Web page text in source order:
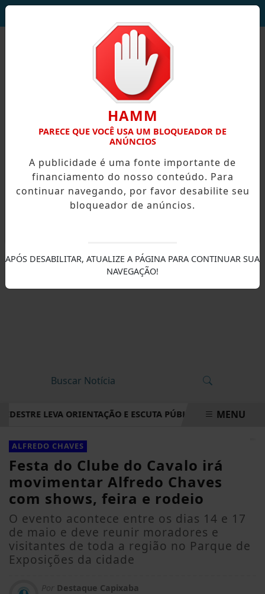
LEVA ORIENTAÇÃO E ESCUTA PÚBLICA A VILA NOVA DE
EM ALTA
MENU
ALFREDO CHAVES
Festa do Clube do Cavalo irá
movimentar Alfredo Chaves
com shows, feira e rodeio
O evento acontece entre os dias 14 e 17
de maio e deve reunir moradores e
visitantes de toda a região no Parque de
Exposições da cidade
Por Destaque Capixaba
HAMM
PARECE QUE VOCÊ USA UM BLOQUEADOR DE
ANÚNCIOS
A publicidade é uma fonte importante de
financiamento do nosso conteúdo. Para
continuar navegando, por favor desabilite seu
bloqueador de anúncios.
APÓS DESABILITAR, ATUALIZE A PÁGINA PARA CONTINUAR SUA
NAVEGAÇÃO!